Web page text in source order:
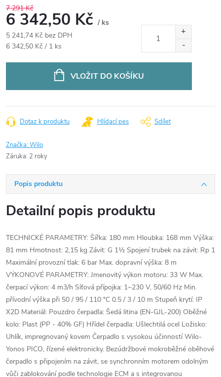
7 291 Kč
6 342,50 Kč / ks
5 241,74 Kč bez DPH
Měrná
6 342,50 Kč / 1 ks
VLOŽIT DO KOŠÍKU
Dotaz k produktu Hlídací pes Sdílet
Značka:Wilo
Záruka: 2 roky
Popis produktu
Detailní popis produktu
TECHNICKÉ PARAMETRY: Šířka: 180 mm Hloubka: 168 mm Výška:
81 mm Hmotnost: 2,15 kg Závit: G 1½ Spojení trubek na závit: Rp 1
Maximální provozní tlak: 6 bar Max. dopravní výška: 8 m
VÝKONOVÉ PARAMETRY: Jmenovitý výkon motoru: 33 W Max.
čerpací výkon: 4 m3/h Síťová přípojka: 1~230 V, 50/60 Hz Min.
přívodní výška při 50 / 95 / 110 °C 0.5 / 3 / 10 m Stupeň krytí: IP
X2D Materiál: Pouzdro čerpadla: Šedá litina (EN-GJL-200) Oběžné
kolo: Plast (PP - 40% GF) Hřídel čerpadla: Ušlechtilá ocel Ložisko:
Uhlík, impregnovaný kovem Čerpadlo s vysokou účinností Wilo-
Yonos PICO, řízené elektronicky. Bezúdržbové mokroběžné oběhové
čerpadlo s připojením na závit, se synchronním motorem odolným
vůči zablokování podle technologie ECM a s integrovanou